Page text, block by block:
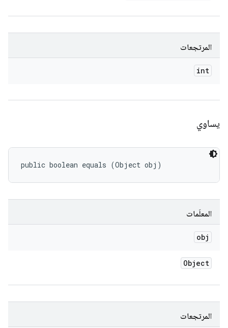
المرتجعات
int
يساوي
public boolean equals (Object obj)
المعلَمات
obj
Object
المرتجعات